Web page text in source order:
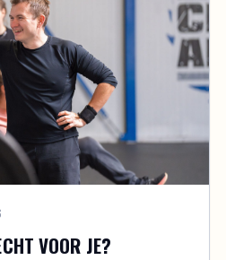
VOOR JE?